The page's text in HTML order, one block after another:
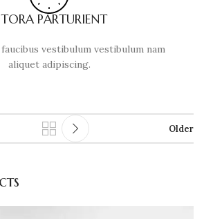
PARTURIENT
vestibulum vestibulum nam
aliquet adipiscing.
Older